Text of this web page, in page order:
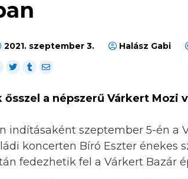
2021. szeptember 3. Halász Gabi
ősszel a népszerű Várkert Mozi
indításaként szeptember 5-én
koncerten Bíró Eszter énekes
fedezhetik fel a Várkert Bazár